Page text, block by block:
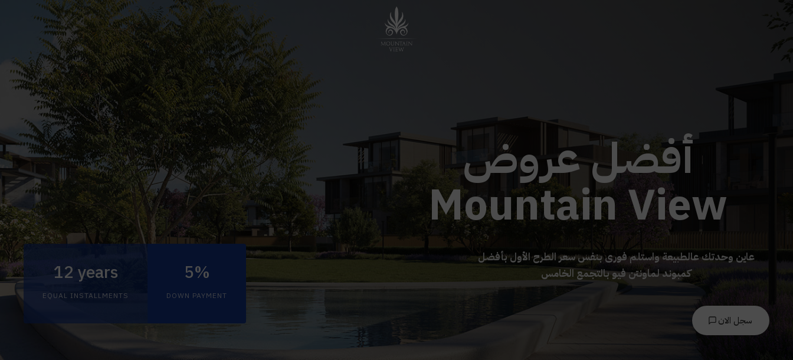
أفضل عروض
Mountain View
عاين وحدتك عالطبيعة واستلم فورى بنفس سعر الطرح الأول بأفضل
كمبوند لماونتن فيو بالتجمع الخامس
5%
DOWN PAYMENT
12 years
EQUAL INSTALLMENTS
سجل الان